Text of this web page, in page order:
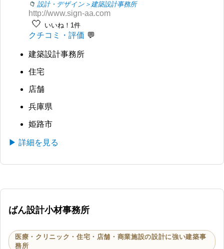
設計・デザイン＞建築設計事務所
http://www.sign-aa.com
🤍 いいね！1件
クチコミ・評価
建築設計事務所
住宅
店舗
兵庫県
姫路市
▶ 詳細を見る
ばん設計小材事務所
医療・クリニック・住宅・店舗・商業施設の設計に強い建築事
務所